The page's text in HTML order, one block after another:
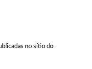
no sítio do